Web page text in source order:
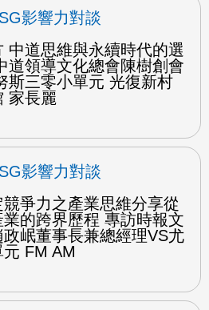
影響力對談
中道思維與永續時代的選
道領導文化總會陳樹創會
斯三零小單元 光復新村
家長麗
影響力對談
爭力之產業思維分享從
的跨界歷程 專訪時報文
岷董事長兼總經理VS尤
FM AM